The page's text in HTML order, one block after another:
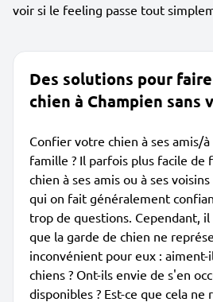
voir si le feeling passe tout
Des solutions pour
chien à Champien sans
Confier votre chien à ses amis/à
famille ? Il parfois plus facile de
chien à ses amis ou à ses
qui on fait généralement
trop de questions. Cependant,
que la garde de chien ne
inconvénient pour eux :
chiens ? Ont-ils envie de s'en
disponibles ? Est-ce que cela ne